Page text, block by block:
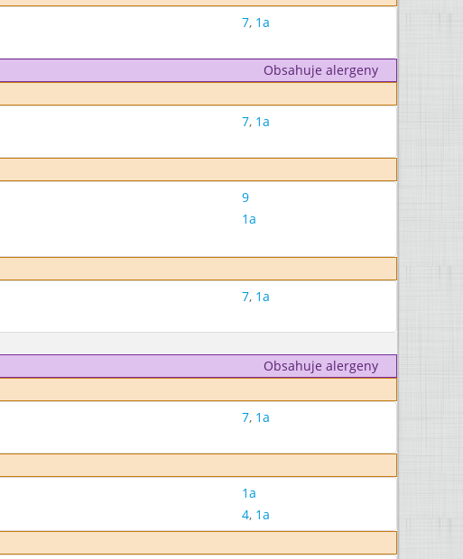
7, 1a
Obsahuje alergeny
7, 1a
9
1a
7, 1a
Obsahuje alergeny
7, 1a
1a
4, 1a